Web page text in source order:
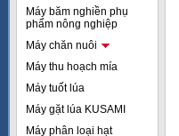
Máy băm nghiền phụ
phẩm nông nghiệp
Máy chăn nuôi
Máy thu hoạch mía
Máy tuốt lúa
Máy gặt lúa KUSAMI
Máy phân loại hạt